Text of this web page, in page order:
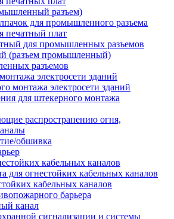
разъем)
для промышленного разъема
печатный плат
для промышленных разъемов
(разъем промышленный)
разъемов
электросети зданий
монтажа электросети зданий
для штекерного монтажа
распространению огня,
обшивка
кабельных каналов
для огнестойких кабельных каналов
кабельных каналов
барьера
канал
сигнализации и системы